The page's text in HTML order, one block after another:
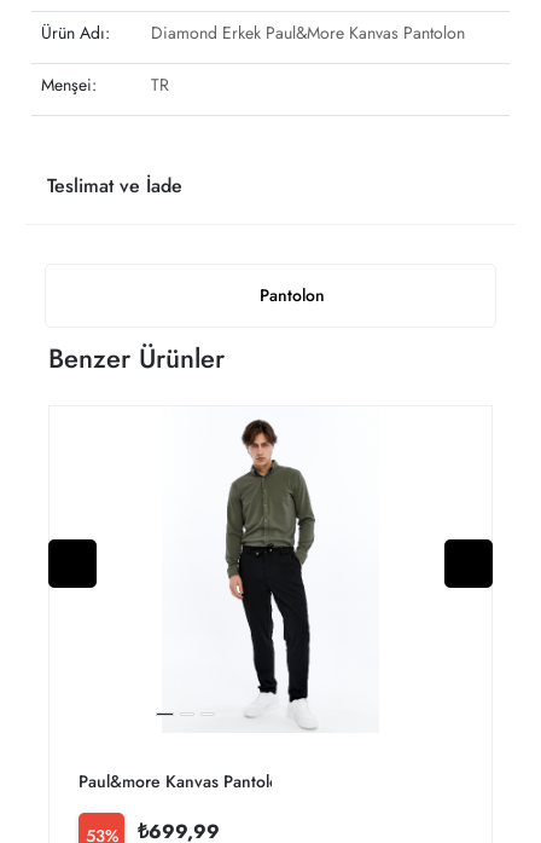
Pantolon
Ürün Adı: Diamond Erkek Paul&More Kanvas Pantolon
Menşei: TR
Teslimat ve İade
Benzer Ürünler
Paul&more Kanvas Pantolon 83 Erkek
53% ₺699,99